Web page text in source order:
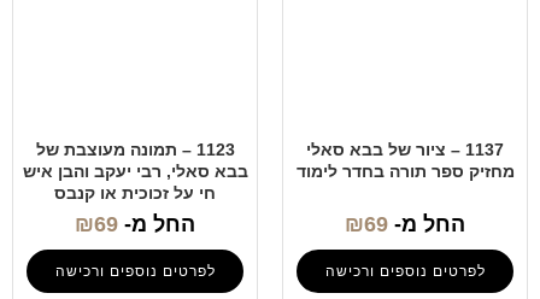
1137 – ציור של בבא סאלי
מחזיק ספר תורה בחדר לימוד
החל מ- ₪69
לפרטים נוספים ורכישה
1123 – תמונה מעוצבת של
בבא סאלי, רבי יעקב והבן איש
חי על זכוכית או קנבס
החל מ- ₪69
לפרטים נוספים ורכישה